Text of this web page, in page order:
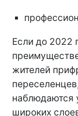
Если до 2022
жителей
наблюдаются
широких